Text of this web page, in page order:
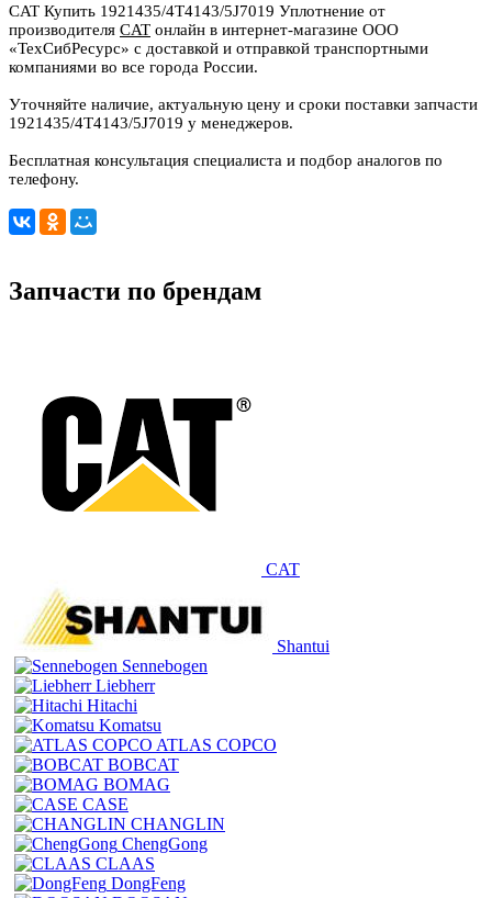
CAT Купить 1921435/4T4143/5J7019 Уплотнение от
производителя CAT онлайн в интернет-магазине ООО
«ТехСибРесурс» с доставкой и отправкой транспортными
компаниями во все города России.
Уточняйте наличие, актуальную цену и сроки поставки запчасти
1921435/4T4143/5J7019 у менеджеров.
Бесплатная консультация специалиста и подбор аналогов по
телефону.
Запчасти по брендам
CAT
Shantui
Sennebogen
Liebherr
Hitachi
Komatsu
ATLAS COPCO
BOBCAT
BOMAG
CASE
CHANGLIN
ChengGong
CLAAS
DongFeng